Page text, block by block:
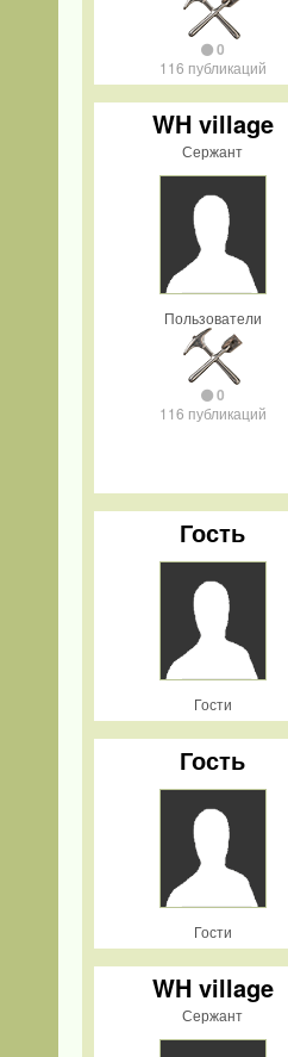
0
116 публикаций
WH village
Сержант
Пользователи
0
116 публикаций
Гость
Гости
Гость
Гости
WH village
Сержант